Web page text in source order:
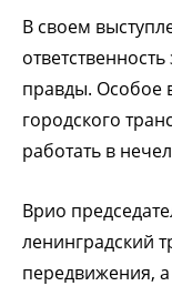
В своем
правды. Особое
городского
работать в
Врио
ленинградский
передвижения,